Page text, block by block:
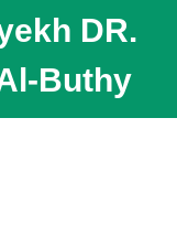
DR.
Buthy